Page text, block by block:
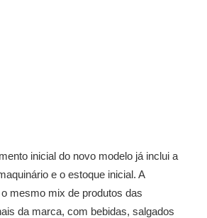
inicial do novo modelo já inclui a
e o estoque inicial. A
mesmo mix de produtos das
da marca, com bebidas, salgados